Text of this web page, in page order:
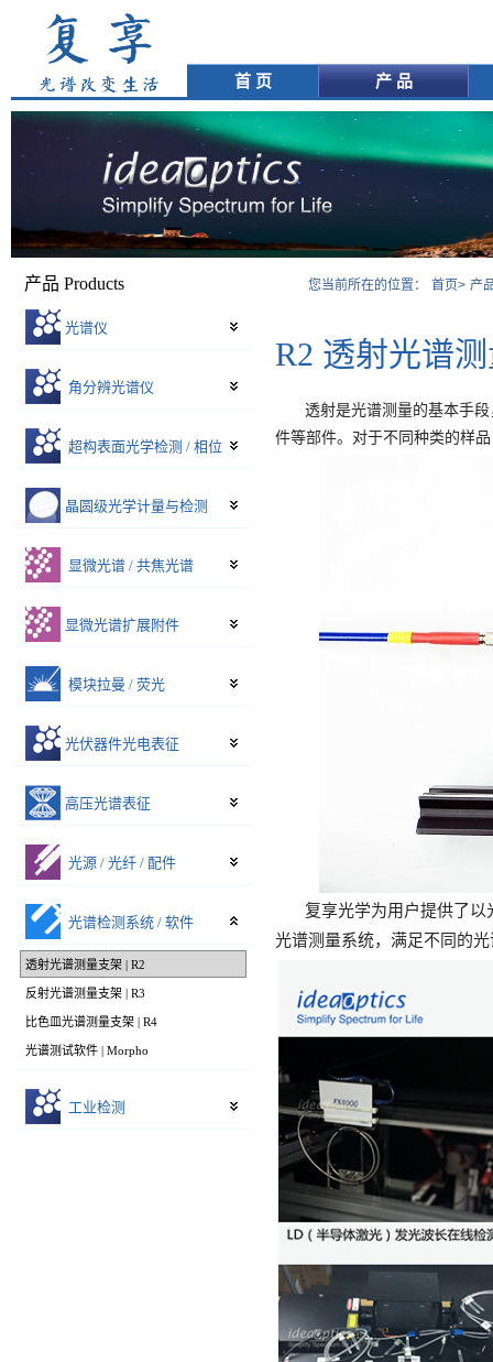
首 页 产 品
产品 Products
光谱仪
角分辨光谱仪
超构表面光学检测 / 相位
晶圆级光学计量与检测
显微光谱 / 共焦光谱
显微光谱扩展附件
模块拉曼 / 荧光
光伏器件光电表征
高压光谱表征
光源 / 光纤 / 配件
光谱检测系统 / 软件
透射光谱测量支架 | R2
反射光谱测量支架 | R3
比色皿光谱测量支架 | R4
光谱测试软件 | Morpho
工业检测
您当前所在的位置： 首页> 产
R2 透射光谱
透射是光谱测量的基本手
件等部件。对于不同种类的样
复享光学为用户提供了
光谱测量系统，满足不同的